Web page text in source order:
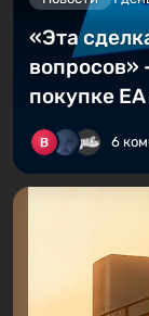
«Эта
вопросов»
покупке
6